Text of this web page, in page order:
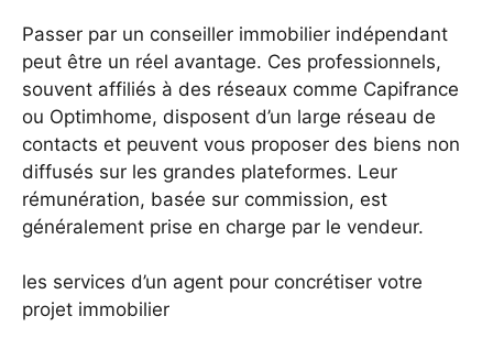
Passer par un conseiller immobilier indépendant
peut être un réel avantage. Ces professionnels,
souvent affiliés à des réseaux comme Capifrance
ou Optimhome, disposent d’un large réseau de
contacts et peuvent vous proposer des biens non
diffusés sur les grandes plateformes. Leur
rémunération, basée sur commission, est
généralement prise en charge par le vendeur.
les services d’un agent pour concrétiser votre
projet immobilier